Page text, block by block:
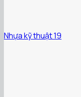
Nhựa kỹ thuật 19